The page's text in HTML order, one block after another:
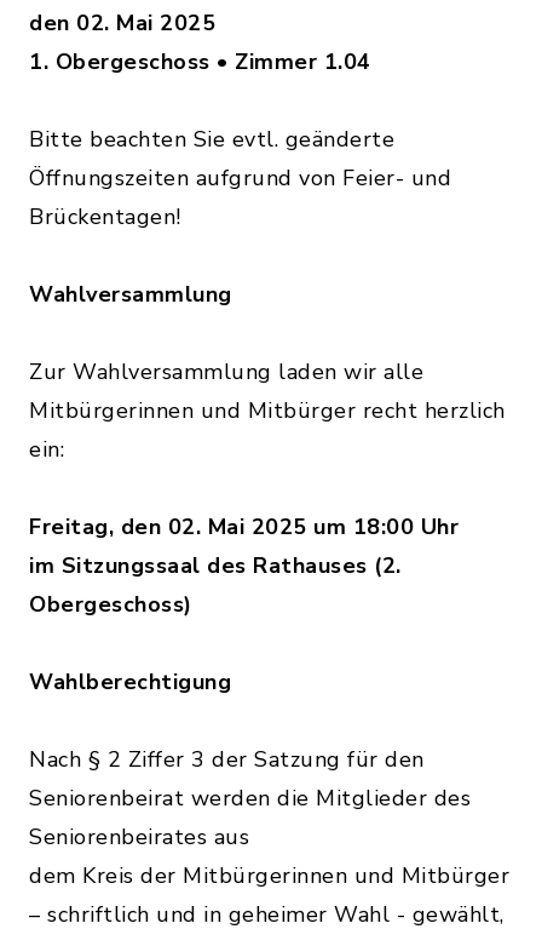
den 02. Mai 2025
1. Obergeschoss • Zimmer 1.04
Bitte beachten Sie evtl. geänderte
Öffnungszeiten aufgrund von Feier- und
Brückentagen!
Wahlversammlung
Zur Wahlversammlung laden wir alle
Mitbürgerinnen und Mitbürger recht herzlich
ein:
Freitag, den 02. Mai 2025 um 18:00 Uhr
im Sitzungssaal des Rathauses (2.
Obergeschoss)
Wahlberechtigung
Nach § 2 Ziffer 3 der Satzung für den
Seniorenbeirat werden die Mitglieder des
Seniorenbeirates aus
dem Kreis der Mitbürgerinnen und Mitbürger
– schriftlich und in geheimer Wahl - gewählt,